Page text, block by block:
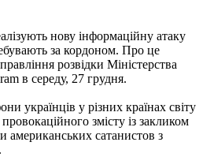
нову інформаційну атаку
за кордоном. Про це
розвідки Міністерства
в середу, 27 грудня.
українців у різних країнах світу
змісту із закликом
американських сатанистов з